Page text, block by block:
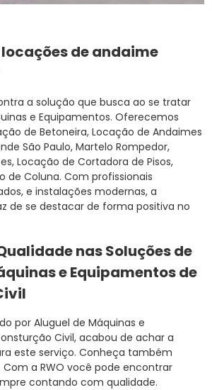
de andaime
a solução que busca ao se tratar
e Equipamentos. Oferecemos
de Betoneira, Locação de Andaimes
São Paulo, Martelo Rompedor,
Locação de Cortadora de Pisos,
de Coluna. Com profissionais
e instalações modernas, a
de se destacar de forma positiva no
nas Soluções de
e Equipamentos de
por Aluguel de Máquinas e
Civil, acabou de achar a
este serviço. Conheça também
Com a RWO você pode encontrar
contando com qualidade.